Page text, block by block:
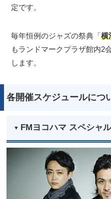
定です。
毎年恒例のジャズの祭典「横
もランドマークプラザ館内2
します。
各開催スケジュールにつ
FMヨコハマ スペシャ